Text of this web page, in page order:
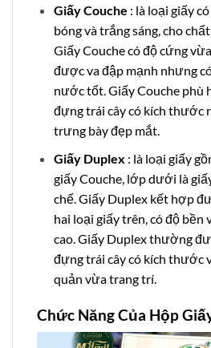
Giấy Couche : là loại giấy
bóng và trắng sáng, cho
Giấy Couche có độ cứng
được va đập mạnh nhưng
nước tốt. Giấy Couche phù
đựng trái cây có kích thước
trưng bày đẹp mắt.
Giấy Duplex : là loại giấy
giấy Couche, lớp dưới là
chế. Giấy Duplex kết hợp
hai loại giấy trên, có độ bền
cao. Giấy Duplex thường
đựng trái cây có kích thước
quản vừa trang trí.
Chức Năng Của Hộp